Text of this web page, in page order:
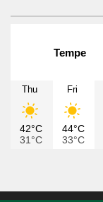
Tempe
Thu
42°C
31°C
Fri
44°C
33°C